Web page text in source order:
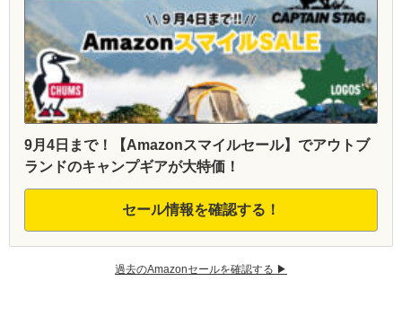
9月4日まで！【Amazonスマイルセール】でアウトブ
ランドのキャンプギアが大特価！
セール情報を確認する！
過去のAmazonセールを確認する ▶︎